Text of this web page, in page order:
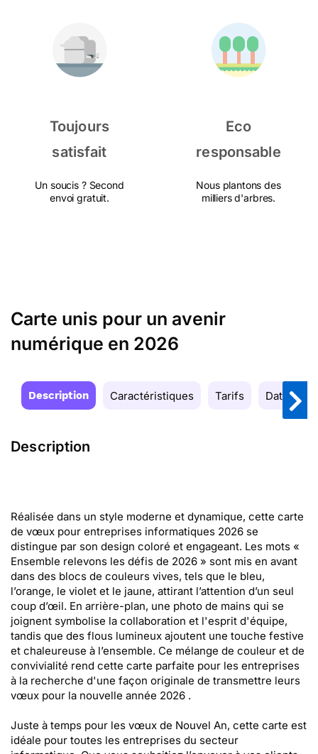
Toujours
satisfait
Un soucis ? Second
envoi gratuit.
Eco
responsable
Nous plantons des
milliers d'arbres.
Carte unis pour un avenir
numérique en 2026
Description Caractéristiques Tarifs Date de
Description
Réalisée dans un style moderne et dynamique, cette carte
de vœux pour entreprises informatiques 2026 se
distingue par son design coloré et engageant. Les mots «
Ensemble relevons les défis de 2026 » sont mis en avant
dans des blocs de couleurs vives, tels que le bleu,
l’orange, le violet et le jaune, attirant l’attention d’un seul
coup d’œil. En arrière-plan, une photo de mains qui se
joignent symbolise la collaboration et l'esprit d'équipe,
tandis que des flous lumineux ajoutent une touche festive
et chaleureuse à l’ensemble. Ce mélange de couleur et de
convivialité rend cette carte parfaite pour les entreprises
à la recherche d'une façon originale de transmettre leurs
vœux pour la nouvelle année 2026 .
Juste à temps pour les vœux de Nouvel An, cette carte est
idéale pour toutes les entreprises du secteur